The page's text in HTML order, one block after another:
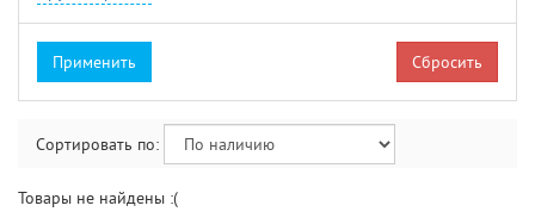
Сбросить
Сортировать по:
Товары не найдены :(